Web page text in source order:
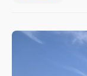
及載板皆走弱
中信慈善基金